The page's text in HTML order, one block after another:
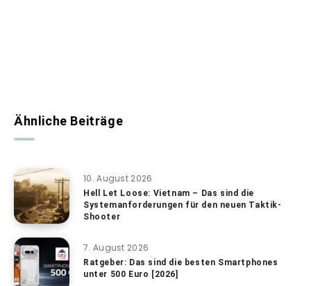
Ähnliche Beiträge
10. August 2026
Hell Let Loose: Vietnam – Das sind die
Systemanforderungen für den neuen Taktik-
Shooter
7. August 2026
Ratgeber: Das sind die besten Smartphones
unter 500 Euro [2026]